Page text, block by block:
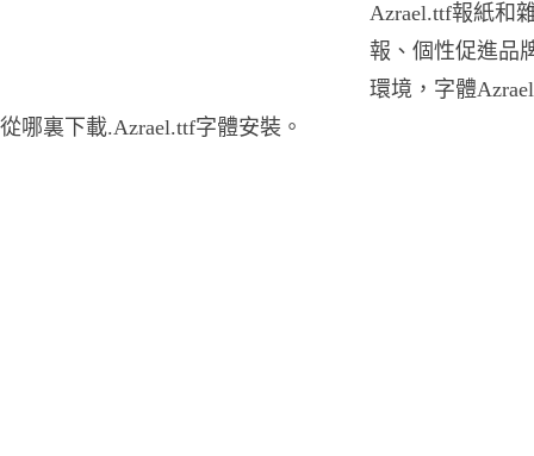
Azrael.ttf報紙和
報、個性促進品
環境，字體
從哪裏下載.Azrael.ttf字體安裝。